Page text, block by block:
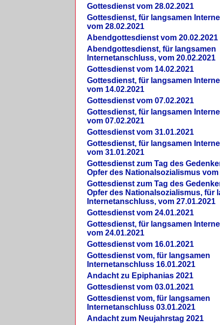
Gottesdienst vom 28.02.2021
Gottesdienst, für langsamen
vom 28.02.2021
Abendgottesdienst vom 20.02.2021
Abendgottesdienst, für langsamen
Internetanschluss, vom 20.02.2021
Gottesdienst vom 14.02.2021
Gottesdienst, für langsamen
vom 14.02.2021
Gottesdienst vom 07.02.2021
Gottesdienst, für langsamen
vom 07.02.2021
Gottesdienst vom 31.01.2021
Gottesdienst, für langsamen
vom 31.01.2021
Gottesdienst zum Tag des
Opfer des Nationalsozialismus vom
Gottesdienst zum Tag des
Opfer des Nationalsozialismus, für
Internetanschluss, vom 27.01.2021
Gottesdienst vom 24.01.2021
Gottesdienst, für langsamen
vom 24.01.2021
Gottesdienst vom 16.01.2021
Gottesdienst vom, für langsamen
Internetanschluss 16.01.2021
Andacht zu Epiphanias 2021
Gottesdienst vom 03.01.2021
Gottesdienst vom, für langsamen
Internetanschluss 03.01.2021
Andacht zum Neujahrstag 2021